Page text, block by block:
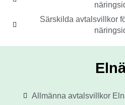
Särskilda avtalsvillkor
Allmänna avtalsvillkor